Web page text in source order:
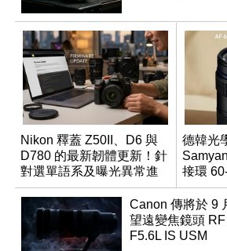
Nikon 釋蓋 Z50II、D6 與
D780 的最新韌體更新！針
對選單語系及曝光異常進
行修復
德韓光
接環
變焦鏡
Canon 傳將於 9
望遠變焦鏡頭
F5.6L IS USM